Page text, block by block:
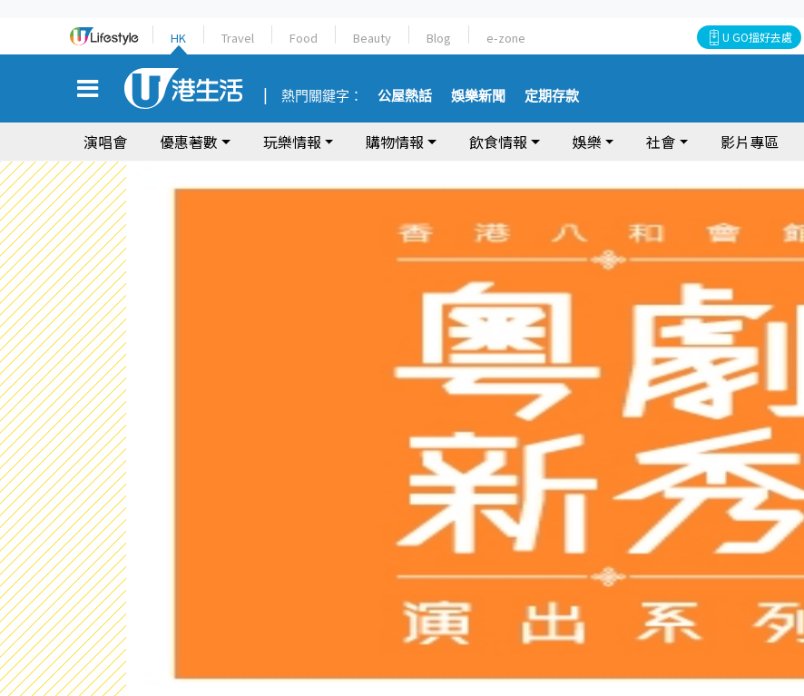
HK Travel Food Beauty Blog e-zone U GO搵好去處
熱門關鍵字： 公屋熱話 娛樂新聞 定期存款
演唱會 優惠著數 玩樂情報 購物情報 飲食情報 娛樂 社會 影片專區